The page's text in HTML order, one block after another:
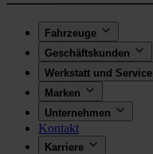
Fahrzeuge
Geschäftskunden
Werkstatt und Service
Marken
Unternehmen
Kontakt
Karriere